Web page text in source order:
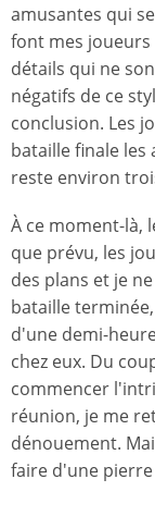
amusantes qui
font mes
détails qui ne
négatifs de ce
conclusion. Les
bataille finale
reste environ
À ce moment-là,
que prévu, les
des plans et je
bataille
d'une demi-
chez eux. Du
commencer
réunion, je me
dénouement.
faire d'une